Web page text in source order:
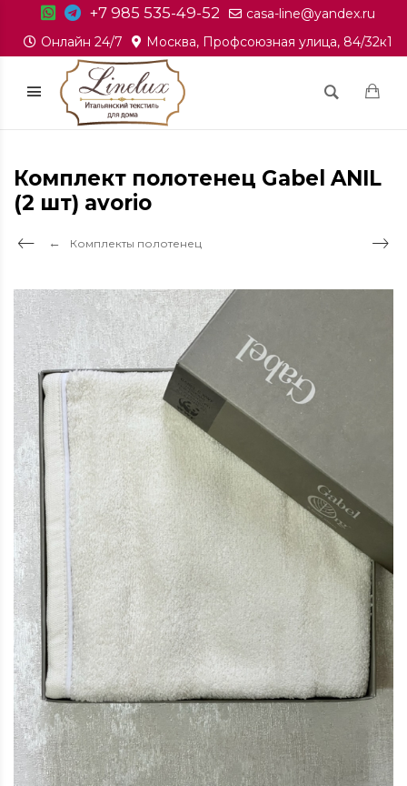
+7 985 535-49-52
casa-line@yandex.ru
Онлайн 24/7
Москва, Профсоюзная улица, 84/32к1
Комплект полотенец Gabel ANIL
(2 шт) avorio
Комплекты полотенец